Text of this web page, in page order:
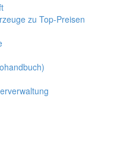
zu Top-Preisen